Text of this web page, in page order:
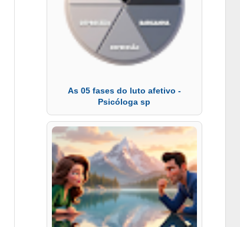
As 05 fases do luto afetivo -
Psicóloga sp